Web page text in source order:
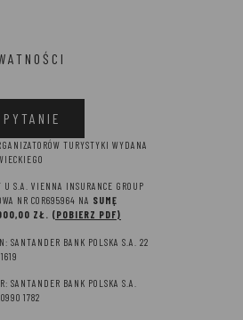
TURYSTYKI WYDANA
U S.A. VIENNA INSURANCE GROUP
NR COR695964 NA SUMĘ
ZŁ. (POBIERZ PDF)
SANTANDER BANK POLSKA S.A. 22
SANTANDER BANK POLSKA S.A.
1782